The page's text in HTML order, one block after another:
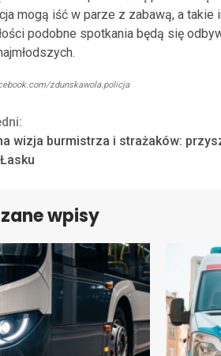
mogą iść w parze z zabawą, a
podobne spotkania będą się
zdunskawola.policja
wizja burmistrza i strażaków:
wpisy